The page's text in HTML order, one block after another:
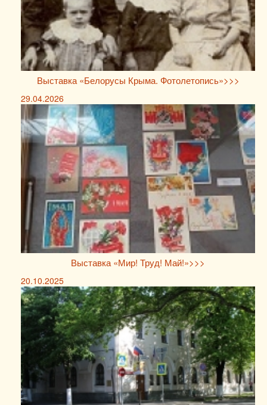
Выставка «Белорусы Крыма. Фотолетопись»>>>
29.04.2026
Выставка «Мир! Труд! Май!»>>>
20.10.2025